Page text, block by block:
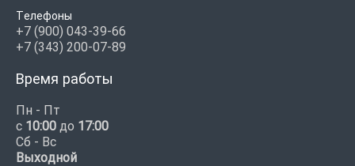
Телефоны
+7 (900) 043-39-66
+7 (343) 200-07-89
Время работы
Пн - Пт
с 10:00 до 17:00
Сб - Вс
Выходной